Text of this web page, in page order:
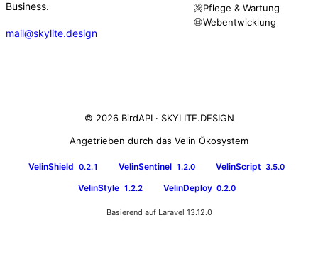
Business.
mail@skylite.design
Pflege & Wartung
Webentwicklung
© 2026 BirdAPI · SKYLITE.DESIGN
Angetrieben durch das Velin Ökosystem
VelinShield 0.2.1 VelinSentinel 1.2.0 VelinScript 3.5.0
VelinStyle 1.2.2 VelinDeploy 0.2.0
Basierend auf Laravel 13.12.0